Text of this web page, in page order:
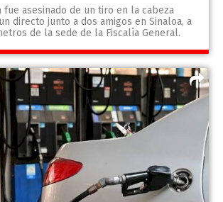
fue asesinado de un tiro en la cabeza
directo junto a dos amigos en Sinaloa, a
de la sede de la Fiscalía General.